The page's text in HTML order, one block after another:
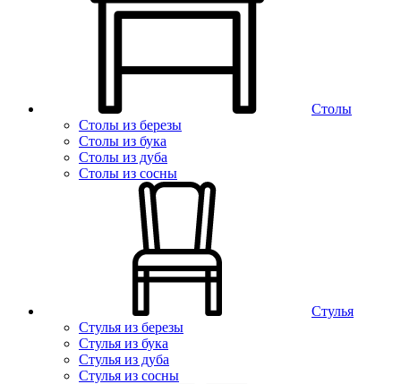
Столы
Столы из березы
Столы из бука
Столы из дуба
Столы из сосны
Стулья
Стулья из березы
Стулья из бука
Стулья из дуба
Стулья из сосны